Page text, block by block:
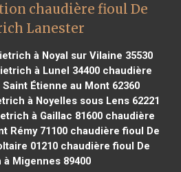
chaudière fioul De
Lanester
à Noyal sur Vilaine 35530
à Lunel 34400 chaudière
Étienne au Mont 62360
à Noyelles sous Lens 62221
à Gaillac 81600 chaudière
Rémy 71100 chaudière fioul De
01210chaudière fioul De
Migennes 89400